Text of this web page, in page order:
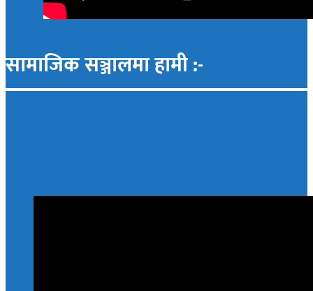
सामाजिक सञ्जालमा हामी :-